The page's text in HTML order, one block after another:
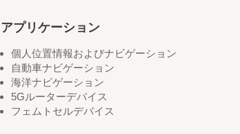
アプリケーション
個人位置情報およびナビゲーション
自動車ナビゲーション
海洋ナビゲーション
5Gルーターデバイス
フェムトセルデバイス